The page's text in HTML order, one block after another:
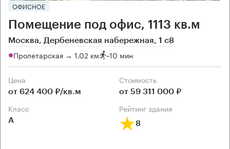
ОФИСНОЕ
Помещение под офис, 1113 кв.м
Москва, Дербеневская набережная, 1 с8
Пролетарская → 1.02 км ~10 мин
Цена
от 624 400 ₽/кв.м
Cтоимость
от 59 311 000 ₽
класс
А
рейтинг здания
8